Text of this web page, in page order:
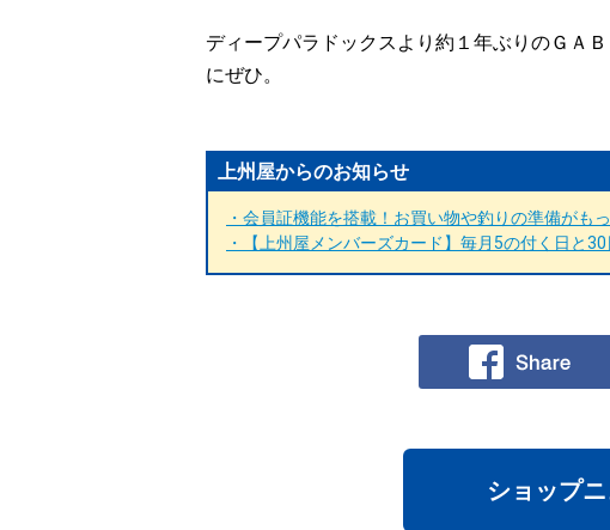
ディープパラドックスより約１年ぶりのＧＡ
にぜひ。
上州屋からのお知らせ
・会員証機能を搭載！お買い物や釣りの準備がも
・【上州屋メンバーズカード】毎月5の付く日と
ショップ